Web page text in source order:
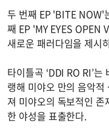
두 번째 EP 'BITE NOW'
째 EP 'MY EYES OPEN
새로운 패러다임을 제시
타이틀곡 ‘DDI RO RI’는
랭해 미야오 만의 음악
져 미야오의 독보적인
한 야성을 표출한다.